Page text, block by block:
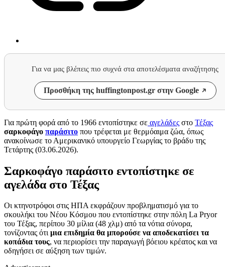
Για να μας βλέπεις πιο συχνά στα αποτελέσματα αναζήτησης
Προσθήκη της huffingtonpost.gr στην Google
Για πρώτη φορά από το 1966 εντοπίστηκε σε αγελάδες στο Τέξας
σαρκοφάγο παράσιτο που τρέφεται με θερμόαιμα ζώα, όπως
ανακοίνωσε το Αμερικανικό υπουργείο Γεωργίας το βράδυ της
Τετάρτης (03.06.2026).
Σαρκοφάγο παράσιτο εντοπίστηκε σε
αγελάδα στο Τέξας
Οι κτηνοτρόφοι στις ΗΠΑ εκφράζουν προβληματισμό για το
σκουλήκι του Νέου Κόσμου που εντοπίστηκε στην πόλη La Pryor
του Τέξας, περίπου 30 μίλια (48 χλμ) από τα νότια σύνορα,
τονίζοντας ότιμια επιδημία θα μπορούσε να αποδεκατίσει τα
κοπάδια τους, να περιορίσει την παραγωγή βόειου κρέατος και να
οδηγήσει σε αύξηση των τιμών.